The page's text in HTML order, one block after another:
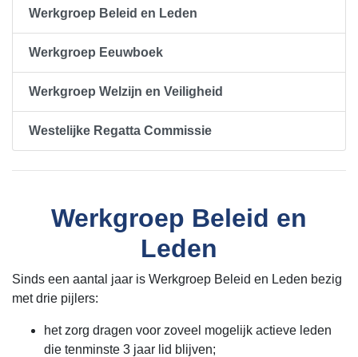
Werkgroep Beleid en Leden
Werkgroep Eeuwboek
Werkgroep Welzijn en Veiligheid
Westelijke Regatta Commissie
Werkgroep Beleid en
Leden
Sinds een aantal jaar is Werkgroep Beleid en Leden bezig
met drie pijlers:
het zorg dragen voor zoveel mogelijk actieve leden
die tenminste 3 jaar lid blijven;